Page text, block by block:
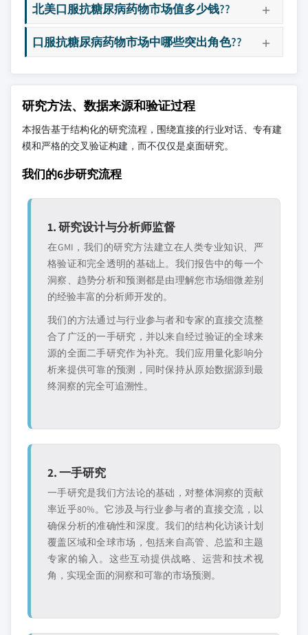
北美口服抗糖尿病药物市场值多少钱??
口服抗糖尿病药物市场中哪些突出角色??
研究方法、数据来源和验证过程
本报告基于结构化的研究流程，围绕直接的行业对话、专有建
模和严格的交叉验证构建，而不仅仅是桌面研究。
我们的6步研究流程
1. 研究设计与分析师监督
在GMI，我们的研究方法建立在人类专业知识、严
格验证和完全透明的基础上。我们报告中的每一个
洞察、趋势分析和预测都是由理解您市场细微差别
的经验丰富的分析师开发的。
我们的方法通过与行业参与者和专家的直接交流整
合了广泛的一手研究，并以来自经过验证的全球来
源的全面二手研究作为补充。我们应用量化影响分
析来提供可靠的预测，同时保持从原始数据源到最
终洞察的完全可追溯性。
2. 一手研究
一手研究是我们方法论的基础，对整体洞察的贡献
率近乎80%。它涉及与行业参与者的直接交流，以
确保分析的准确性和深度。我们的结构化访谈计划
覆盖区域和全球市场，包括来自高管、总监和主题
专家的输入。这些互动提供战略、运营和技术视
角，实现全面的洞察和可靠的市场预测。